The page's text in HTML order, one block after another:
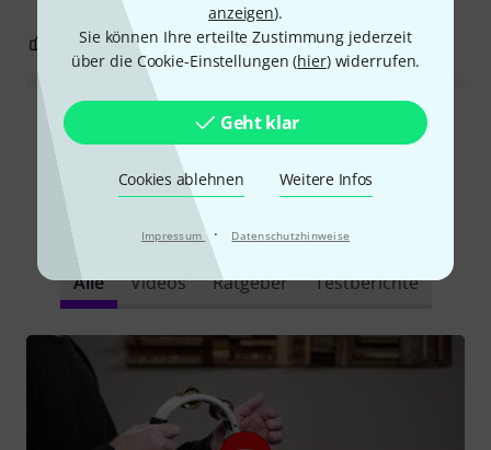
anzeigen).
Sie können Ihre erteilte Zustimmung jederzeit
über die Cookie-Einstellungen (hier) widerrufen.
Geht klar
Cookies ablehnen Weitere Infos
Impressum · Datenschutzhinweise
0 BEWERTUNG MELDEN
Alle Bewertungen lesen
Schon gewusst?
Alle Videos Ratgeber Testberichte